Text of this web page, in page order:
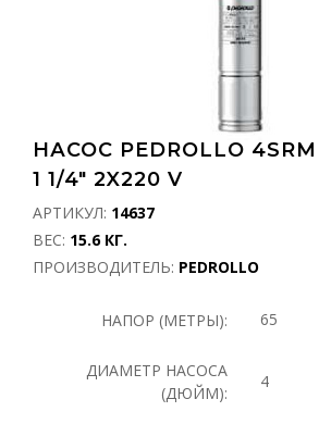
НАСОС PEDROLLO
1 1/4" 2X220 V
АРТИКУЛ: 14637
ВЕС: 15.6 КГ.
ПРОИЗВОДИТЕЛЬ: PEDROLLO
НАПОР (МЕТРЫ): 65
ДИАМЕТР НАСОСА
(ДЮЙМ):
4